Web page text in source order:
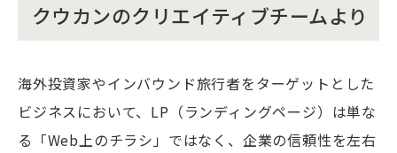
クウカンのクリエイティブチームより
海外投資家やインバウンド旅行者をターゲットとした
ビジネスにおいて、LP（ランディングページ）は単な
る「Web上のチラシ」ではなく、企業の信頼性を左右